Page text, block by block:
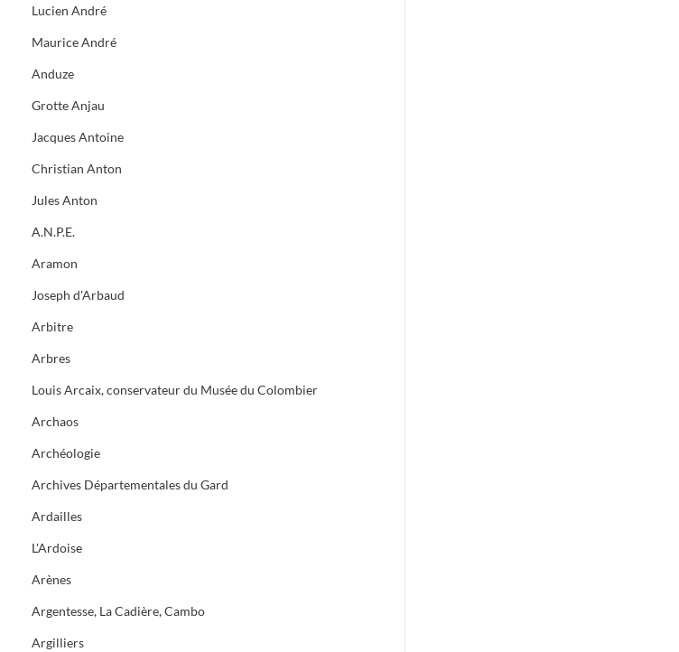
Lucien André
Maurice André
Anduze
Grotte Anjau
Jacques Antoine
Christian Anton
Jules Anton
A.N.P.E.
Aramon
Joseph d'Arbaud
Arbitre
Arbres
Louis Arcaix, conservateur du Musée du Colombier
Archaos
Archéologie
Archives Départementales du Gard
Ardailles
L'Ardoise
Arènes
Argentesse, La Cadière, Cambo
Argilliers